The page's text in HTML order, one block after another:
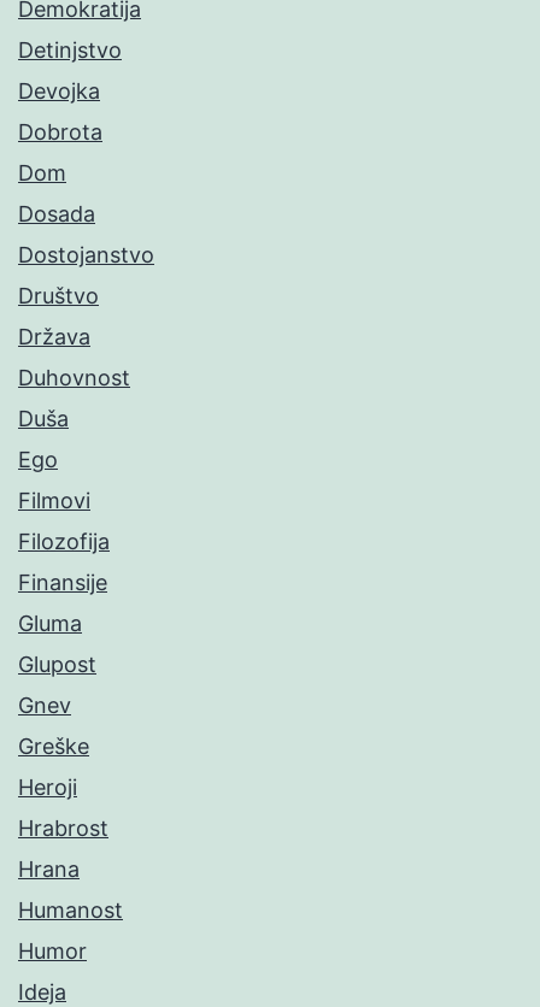
Demokratija
Detinjstvo
Devojka
Dobrota
Dom
Dosada
Dostojanstvo
Društvo
Država
Duhovnost
Duša
Ego
Filmovi
Filozofija
Finansije
Gluma
Glupost
Gnev
Greške
Heroji
Hrabrost
Hrana
Humanost
Humor
Ideja